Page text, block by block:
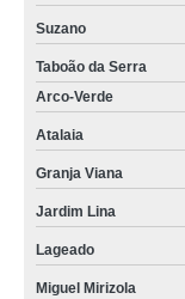
Suzano
Taboão da Serra
Arco-Verde
Atalaia
Granja Viana
Jardim Lina
Lageado
Miguel Mirizola